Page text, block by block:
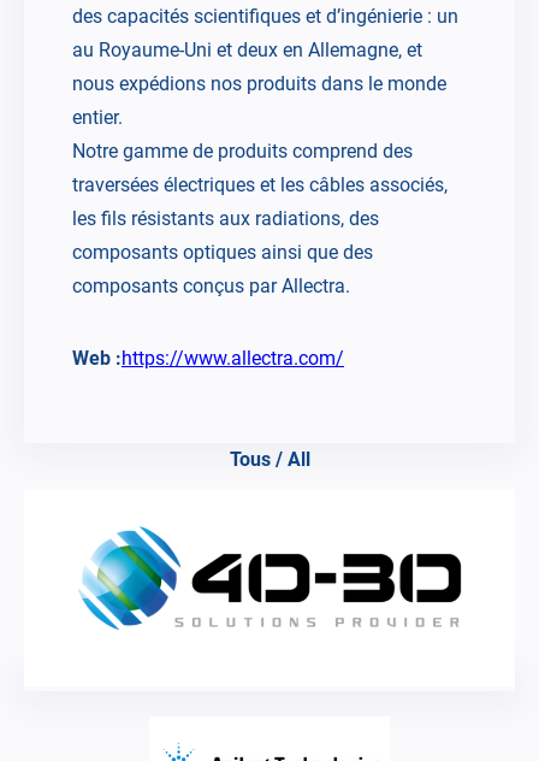
des capacités scientifiques et d’ingénierie : un
au Royaume-Uni et deux en Allemagne, et
nous expédions nos produits dans le monde
entier.
Notre gamme de produits comprend des
traversées électriques et les câbles associés,
les fils résistants aux radiations, des
composants optiques ainsi que des
composants conçus par Allectra.
Web :https://www.allectra.com/
Tous / All